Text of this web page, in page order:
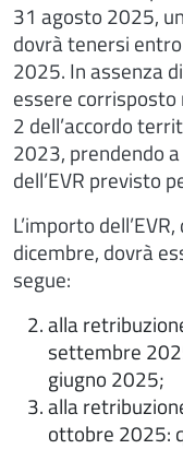
31 agosto 2025,
dovrà tenersi
2025. In assenza
essere corrisposto
2 dell’accordo
2023, prendendo
dell’EVR previsto
L’importo
dicembre, dovrà
segue:
alla
settembre
giugno 2025;
alla
ottobre 2025: